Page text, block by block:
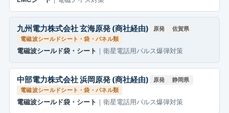
九州電力株式会社 玄海原発 (商社経由) 原発
佐賀県
電磁波シールドシート・袋・パネル類
電磁波シールド袋・シート ｜衛星電話用パルス爆弾対策
中部電力株式会社 浜岡原発 (商社経由) 原発
静岡県
電磁波シールドシート・袋・パネル類
電磁波シールド袋・シート ｜衛星電話用パルス爆弾対策